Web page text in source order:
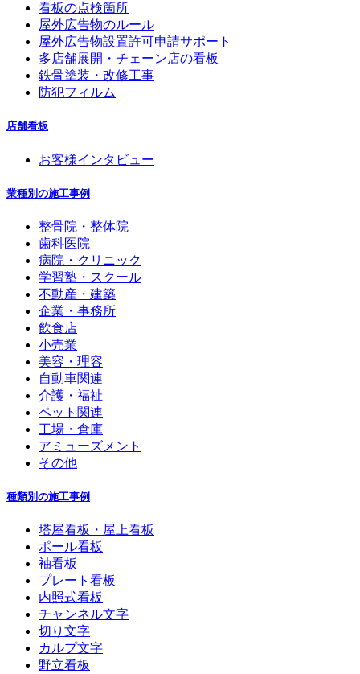
看板の点検箇所
屋外広告物のルール
屋外広告物設置許可申請サポート
多店舗展開・チェーン店の看板
鉄骨塗装・改修工事
防犯フィルム
店舗看板
お客様インタビュー
業種別の施工事例
整骨院・整体院
歯科医院
病院・クリニック
学習塾・スクール
不動産・建築
企業・事務所
飲食店
小売業
美容・理容
自動車関連
介護・福祉
ペット関連
工場・倉庫
アミューズメント
その他
種類別の施工事例
塔屋看板・屋上看板
ポール看板
袖看板
プレート看板
内照式看板
チャンネル文字
切り文字
カルプ文字
野立看板